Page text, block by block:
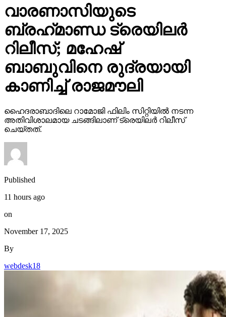
വാരണാസിയുടെ
ബ്രഹ്‌മാണ്ഡ ട്രെയിലര്‍
റിലീസ്; മഹേഷ്
ബാബുവിനെ രുദ്രയായി
കാണിച്ച് രാജമൗലി
ഹൈദരാബാദിലെ റാമോജി ഫിലിം സിറ്റിയില്‍ നടന്ന
അതിവിശാലമായ ചടങ്ങിലാണ് ട്രെയിലര്‍ റിലീസ്
ചെയ്തത്.
Published
11 hours ago
on
November 17, 2025
By
webdesk18